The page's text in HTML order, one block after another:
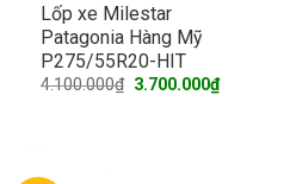
Lốp xe Milestar
Patagonia Hàng Mỹ
P275/55R20-HIT
4.100.000₫ Original
3.700.000₫Current
price